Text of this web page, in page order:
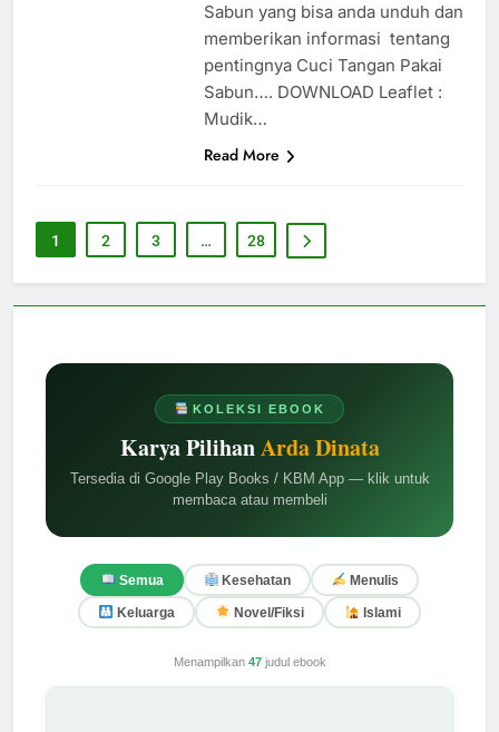
KOLEKSI EBOOK
Karya PilihanArda Dinata
Tersedia di Google Play Books / KBM App — klik untuk
membaca atau membeli
Semua Kesehatan Menulis
Keluarga Novel/Fiksi Islami
Menampilkan 47judul ebook
Sabun yang bisa anda unduh dan
memberikan informasi tentang
pentingnya Cuci Tangan Pakai
Sabun…. DOWNLOAD Leaflet :
Mudik…
Read More
1 2 3 … 28